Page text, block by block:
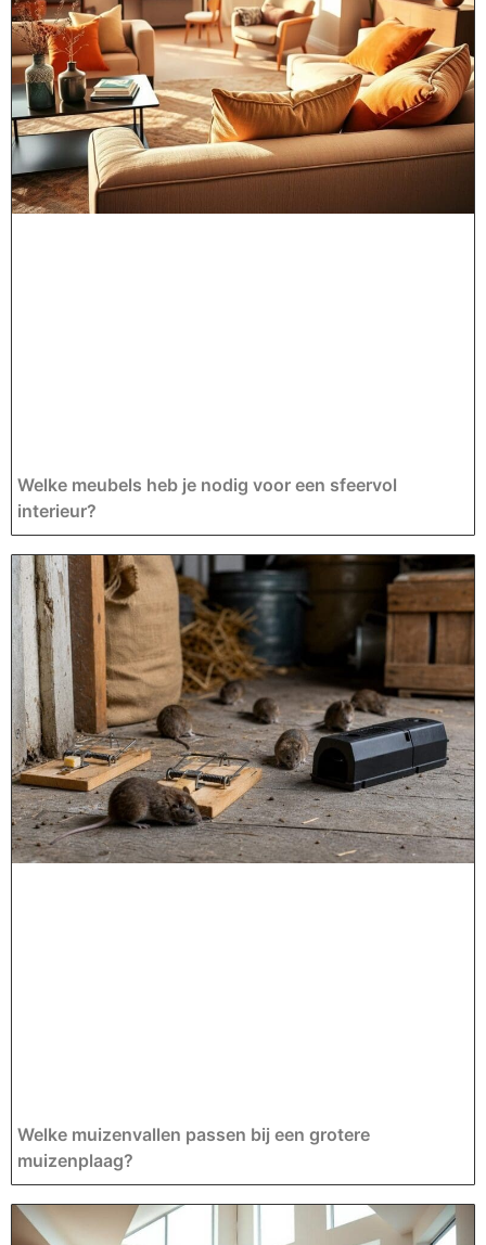
Welke meubels heb je nodig voor een sfeervol
interieur?
Welke muizenvallen passen bij een grotere
muizenplaag?